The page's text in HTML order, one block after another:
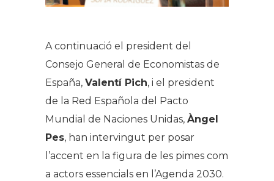
A continuació el president del
Consejo General de Economistas de
España, Valentí Pich, i el president
de la Red Española del Pacto
Mundial de Naciones Unidas, Àngel
Pes, han intervingut per posar
l’accent en la figura de les pimes com
a actors essencials en l’Agenda 2030.